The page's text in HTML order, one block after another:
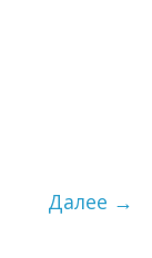
Далее →